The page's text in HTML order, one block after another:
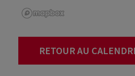
RETOUR AU